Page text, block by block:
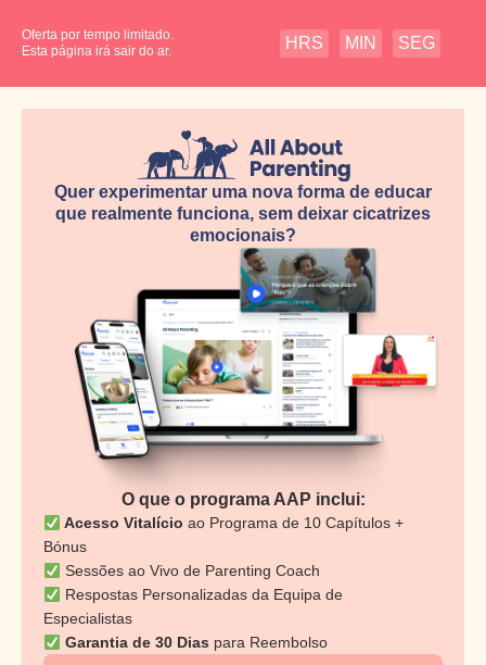
Oferta por tempo limitado.
Esta página irá sair do ar.
HRS MIN SEG
Quer experimentar uma nova forma de educar
que realmente funciona, sem deixar cicatrizes
emocionais?
O que o programa AAP inclui:
Acesso Vitalício ao Programa de 10 Capítulos +
Bónus
Sessões ao Vivo de Parenting Coach
Respostas Personalizadas da Equipa de
Especialistas
Garantia de 30 Dias para Reembolso